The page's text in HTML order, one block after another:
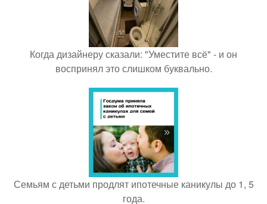
Когда дизайнеру сказали: "Уместите всё" - и он
воспринял это слишком буквально.
Семьям с детьми продлят ипотечные каникулы до 1, 5
года.